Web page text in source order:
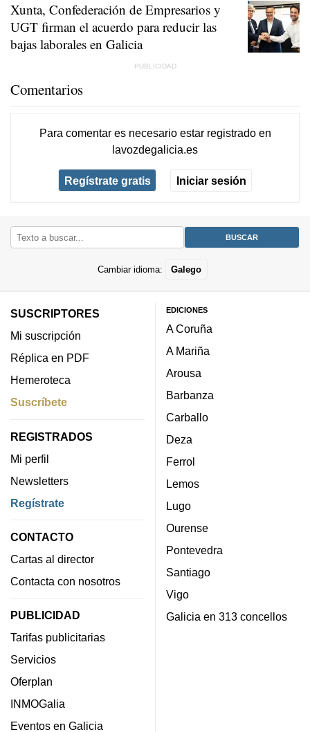
Xunta, Confederación de Empresarios y
UGT firman el acuerdo para reducir las
bajas laborales en Galicia
Comentarios
Para comentar es necesario estar registradoen
lavozdegalicia.es
Regístrate gratis Iniciar sesión
Cambiar idioma: Galego
SUSCRIPTORES
Mi suscripción
Réplica en PDF
Hemeroteca
Suscríbete
REGISTRADOS
Mi perfil
Newsletters
Regístrate
CONTACTO
Cartas al director
Contacta con nosotros
PUBLICIDAD
Tarifas publicitarias
Servicios
Oferplan
INMOGalia
Eventos en Galicia
EDICIONES
A Coruña
A Mariña
Arousa
Barbanza
Carballo
Deza
Ferrol
Lemos
Lugo
Ourense
Pontevedra
Santiago
Vigo
Galicia en 313 concellos